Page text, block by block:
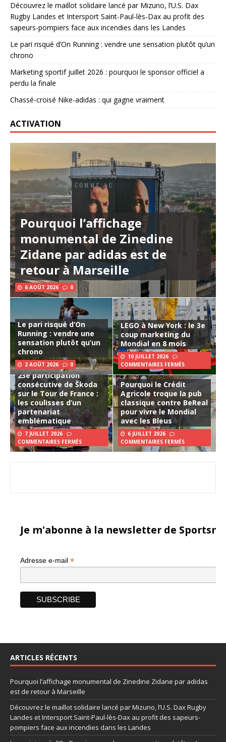
Découvrez le maillot solidaire lancé par Mizuno, l’U.S. Dax
Rugby Landes et Intersport Saint-Paul-lès-Dax au profit des
sapeurs-pompiers face aux incendies dans les Landes
Le pari risqué d’On Running : vendre une sensation plutôt qu’un
chrono
Marketing sportif juillet 2026 : pourquoi le sponsor officiel a
perdu la finale
Chassé-croisé Nike-adidas : qui gagne vraiment
ACTIVATION
Pourquoi l’affichage
monumental de Zinedine
Zidane par adidas est de
retour à Marseille
6 AOÛT 2026 0
Le pari risqué d’On
Running : vendre une
sensation plutôt qu’un
chrono
2 AOÛT 2026 0
LEGO à New York : le 3e
coup marketing du
Mondial en 8 mois
10 JUILLET 2026
COMMENTAIRES FERMÉS
23e participation
consécutive de Škoda
sur le Tour de France :
les coulisses d’un
partenariat
emblématique
7 JUILLET 2026
COMMENTAIRES FERMÉS
Pourquoi le Crédit
Agricole troque la pub
classique contre BeReal
pour vivre le Mondial
avec les Bleus
6 JUILLET 2026
COMMENTAIRES FERMÉS
Je m'abonne à la newsletter de
Adresse e-mail *
ARTICLES RÉCENTS
Pourquoi l’affichage monumental de Zinedine Zidane par adidas
est de retour à Marseille
Découvrez le maillot solidaire lancé par Mizuno, l’U.S. Dax Rugby
Landes et Intersport Saint-Paul-lès-Dax au profit des sapeurs-
pompiers face aux incendies dans les Landes